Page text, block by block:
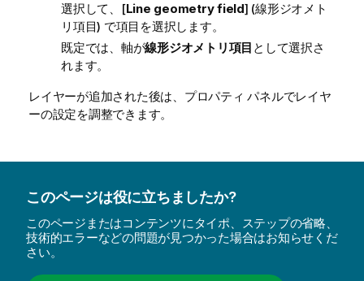
選択して、[Line geometry field] (線形ジオメト
リ項目) で項目を選択します。
既定では、軸が線形ジオメトリ項目 として選択さ
れます。
レイヤーが追加された後は、プロパティ パネルでレイヤ
ーの設定を調整できます。
このページは役に立ちましたか?
このページまたはコンテンツにタイポ、ステップの省略、
技術的エラーなどの問題が見つかった場合はお知らせくだ
さい。